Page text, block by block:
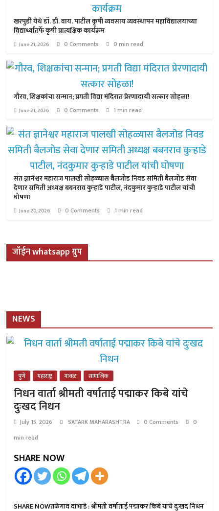
खरपुडी येथे डॉ. डी. वाय. पाटील कृषी व्यवसाय व्यवस्थापन महाविद्यालयाच्या
विद्यार्थ्यांतर्फे कृषी प्रात्यक्षिक कार्यक्रम
June 21, 2026 0 Comments 0 min read
गौरव, शिक्षकांचा सन्मान; प्रगती विद्या मंदिरात प्रेरणादायी सत्कार सोहळा!
June 21, 2026 0 Comments 1 min read
संत ज्ञानेश्वर महाराज पालखी सोहळ्यास बैलजोड निवड समिती बैलजोड सेवा
देणार समिती अध्यक्ष बबनराव कुऱ्हाडे पाटील, नंदकुमार कुऱ्हाडे पाटील यांची
घोषणा
June 20, 2026 0 Comments 1 min read
जॉईन whatsapp ग्रुप
NEWS
पुणे महाराष्ट्र मावळ सामाजिक
निधन वार्ता श्रीमती वर्षाताई पद्माकर किबे यांचे
दुःखद निधन
July 15, 2026 SATARK MAHARASHTRA 0 Comments
0
min read
SHARE NOW
SHARE NOWतळेगाव दाभाडे : श्रीमती वर्षाताई पद्माकर किबे यांचे दुःखद निधन